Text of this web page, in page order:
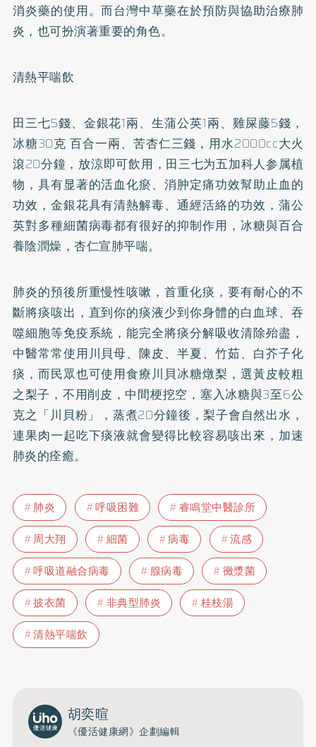
消炎藥的使用。而台灣中草藥在於預防與協助治療肺
炎，也可扮演著重要的角色。
清熱平喘飲
田三七5錢、金銀花1兩、生蒲公英1兩、雞屎藤5錢，
冰糖30克 百合一兩、苦杏仁三錢，用水2000cc大火
滾20分鐘，放涼即可飲用，田三七为五加科人参属植
物，具有显著的活血化瘀、消肿定痛功效幫助止血的
功效，金銀花具有清熱解毒、通經活絡的功效，蒲公
英對多種細菌病毒都有很好的抑制作用，冰糖與百合
養陰潤燥，杏仁宣肺平喘。
肺炎的預後所重慢性咳嗽，首重化痰，要有耐心的不
斷將痰咳出，直到你的痰液少到你身體的白血球、吞
噬細胞等免疫系統，能完全將痰分解吸收清除殆盡，
中醫常常使用川貝母、陳皮、半夏、竹茹、白芥子化
痰，而民眾也可使用食療川貝冰糖燉梨，選黃皮較粗
之梨子，不用削皮，中間梗挖空，塞入冰糖與3至6公
克之「川貝粉」，蒸煮20分鐘後，梨子會自然出水，
連果肉一起吃下痰液就會變得比較容易咳出來，加速
肺炎的痊癒。
肺炎 呼吸困難
睿鳴堂中醫診所
周大翔
細菌 病毒
流感
呼吸道融合病毒
腺病毒
黴漿菌
披衣菌
非典型肺炎
桂枝湯
清熱平喘飲
胡奕暄
《優活健康網》企劃編輯